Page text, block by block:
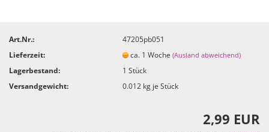
Art.Nr.:
47205pb051
Lieferzeit:
ca. 1 Woche(Ausland abweichend)
Lagerbestand: 1Stück
Versandgewicht:
0.012 kg je Stück
2,99 EUR